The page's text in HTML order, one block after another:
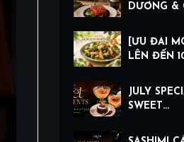
DƯƠNG &
BLANC:
BALANCE
[ƯU ĐÃI
LÊN ĐẾN
SALAD
JULY
SWEET
LỜI CẢM